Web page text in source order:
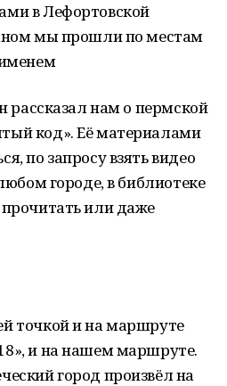
в Лефортовской
мы прошли по местам
рассказал нам о пермской
код». Её материалами
по запросу взять видео
городе, в библиотеке
или даже
точкой и на маршруте
и на нашем маршруте.
город произвёл на